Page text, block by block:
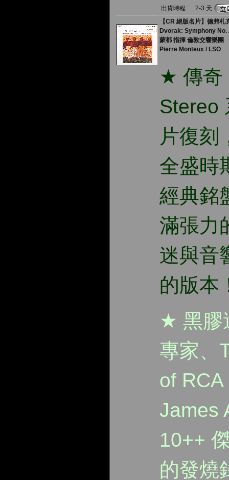
出貨時程:
2-3 天
【CR 絕版名片】德弗
Dvorak: Symphony No.
蒙都 指揮 倫敦交響樂團
Pierre Monteux / LSO
★ 傳奇
Stereo
片復刻
全盛時
經典銘
滿張力
迷與音
的版本
★ 黑膠
專家、
of
James
10++
的發燒